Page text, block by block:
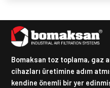
Bomaksan toz toplama, gaz
cihazları üretimine adım
kendine önemli bir yer